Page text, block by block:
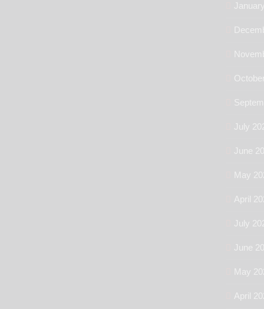
July
June
May
April
July
June
May
April